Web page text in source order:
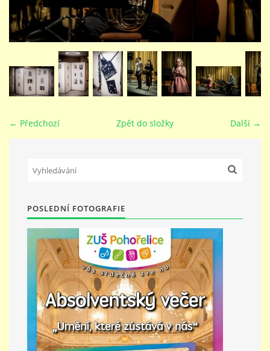
GALERIE
VIDEA - FILMOVÁ TVORBA
PEDAGOGICKÝ SBOR
DOKUMENTY / KE STAŽENÍ
KURZY
KONTAKTY
PŘÍMĚSTSKÝ TÁBOR
MISS VÝTVARNÝ MODEL
ZAMĚSTNÁNÍ
← Předchozí Další →
Zpět do složky
POSLEDNÍ FOTOGRAFIE